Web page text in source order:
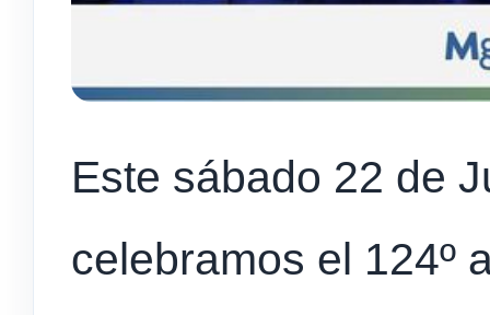
Este sábado 22 de
celebramos el 124º